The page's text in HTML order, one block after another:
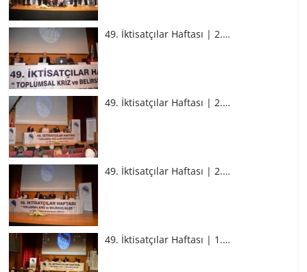
49. İktisatçılar Haftası | 2.…
49. İktisatçılar Haftası | 2.…
49. İktisatçılar Haftası | 2.…
49. İktisatçılar Haftası | 1.…